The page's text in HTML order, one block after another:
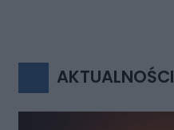
AKTUALNOŚCI